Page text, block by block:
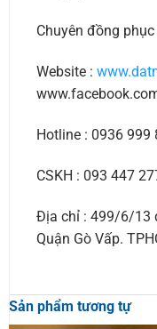
Chuyên đồng
Website :
Hotline : 0936 999
CSKH : 093 447
Địa chỉ : 499/6/13
Quận Gò Vấp.
Sản phẩm tương tự